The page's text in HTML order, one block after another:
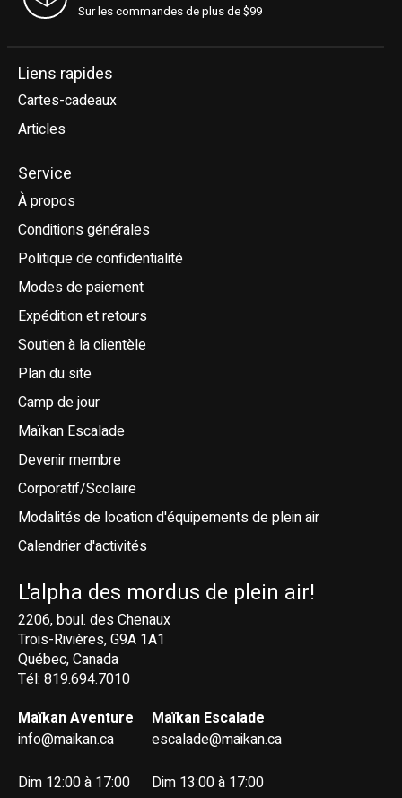
Sur les commandes de plus de $99
Liens rapides
Cartes-cadeaux
Articles
Service
À propos
Conditions générales
Politique de confidentialité
Modes de paiement
Expédition et retours
Soutien à la clientèle
Plan du site
Camp de jour
Maïkan Escalade
Devenir membre
Corporatif/Scolaire
Modalités de location d'équipements de plein air
Calendrier d'activités
L'alpha des mordus de plein air!
2206, boul. des Chenaux
Trois-Rivières, G9A 1A1
Québec, Canada
Tél: 819.694.7010
Maïkan Aventure
info@maikan.ca
Dim 12:00 à 17:00
Maïkan Escalade
escalade@maikan.ca
Dim 13:00 à 17:00